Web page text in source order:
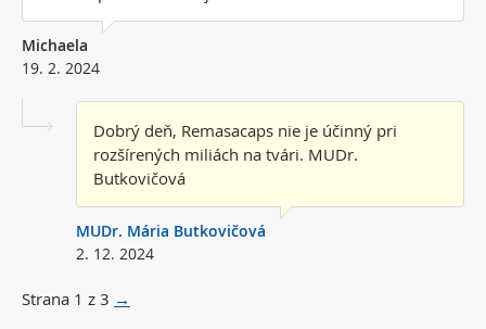
Michaela
19. 2. 2024
Dobrý deň, Remasacaps nie je účinný pri
rozšírených miliách na tvári. MUDr.
Butkovičová
MUDr. Mária Butkovičová
2. 12. 2024
Strana 1 z 3 →